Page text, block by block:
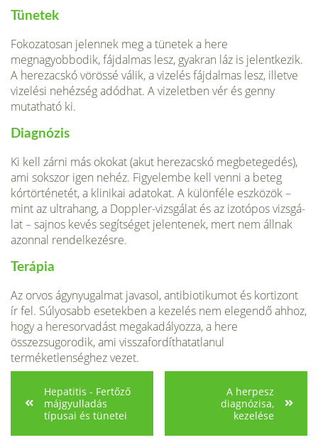
Tünetek
Fokozatosan jelennek meg a tünetek a here
megnagyobbodik, fáj­dalmas lesz, gyakran láz is jelentkezik.
A herezacskó vörössé válik, a vizelés fájdal­mas lesz, illetve
vizelési nehézség adódhat. A vizeletben vér és genny
mutatható ki.
Diagnózis
Ki kell zárni más okokat (akut herezacskó megbetegedés),
ami sokszor igen nehéz. Figyelembe kell venni a beteg
kórtörténetét, a klinikai adatokat. A különféle eszközök –
mint az ultrahang, a Doppler-vizsgálat és az izotópos vizsgá­
lat – sajnos kevés segítséget jelentenek, mert nem állnak
azonnal rendelkezésre.
Terápia
Az orvos ágynyugalmat javasol, antibiotikumot és kortizont
ír fel. Súlyosabb esetekben a kezelés nem elegendő ahhoz,
hogy a heresorvadást megakadályozza, a here
összezsugorodik, ami visszafor­díthatatlanul
terméketlenséghez vezet.
Hepatitis - Fertőző
májgyulladás
típusai és tünetei
A herpesz
diagnózisa,
kezelése